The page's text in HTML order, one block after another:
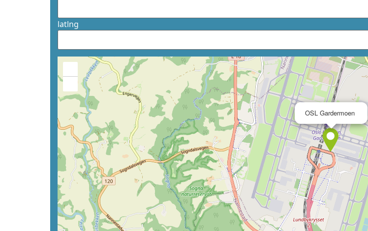
latlng
OSL Gardermoen